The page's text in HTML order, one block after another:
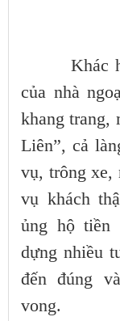
Khác
của nhà
khang trang,
Liên”, cả
vụ, trông xe,
vụ khách
ủng hộ tiền
dựng nhiều
đến đúng
vong.